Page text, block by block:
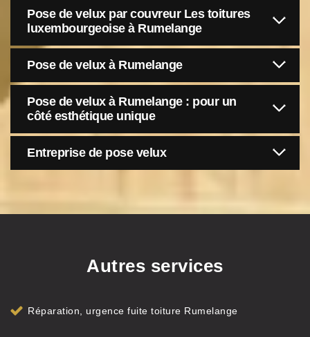
Pose de velux par couvreur Les toitures
luxembourgeoise à Rumelange
Pose de velux à Rumelange
Pose de velux à Rumelange : pour un
côté esthétique unique
Entreprise de pose velux
Autres services
Réparation, urgence fuite toiture Rumelange